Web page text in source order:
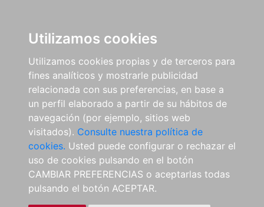
Utilizamos cookies
Utilizamos cookies propias y de terceros para
fines analíticos y mostrarle publicidad
relacionada con sus preferencias, en base a
un perfil elaborado a partir de su hábitos de
navegación (por ejemplo, sitios web
visitados). Consulte nuestra política de
cookies. Usted puede configurar o rechazar el
uso de cookies pulsando en el botón
CAMBIAR PREFERENCIAS o aceptarlas todas
pulsando el botón ACEPTAR.